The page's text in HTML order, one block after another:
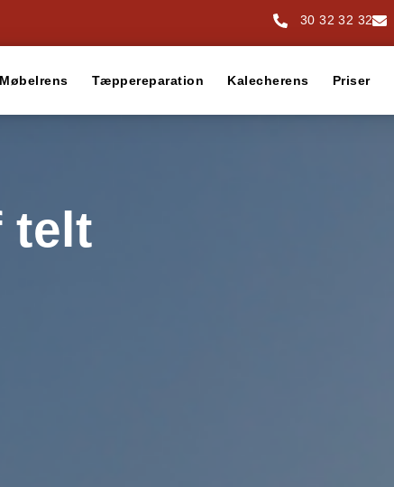
30 32 32 32
Møbelrens Tæppereparation Kalecherens Priser
telt